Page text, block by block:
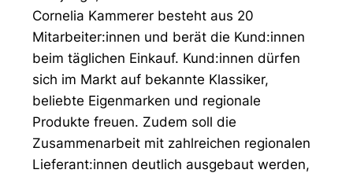
Cornelia Kammerer besteht aus 20
Mitarbeiter:innen und berät die Kund:innen
beim täglichen Einkauf. Kund:innen dürfen
sich im Markt auf bekannte Klassiker,
beliebte Eigenmarken und regionale
Produkte freuen. Zudem soll die
Zusammenarbeit mit zahlreichen regionalen
Lieferant:innen deutlich ausgebaut werden,